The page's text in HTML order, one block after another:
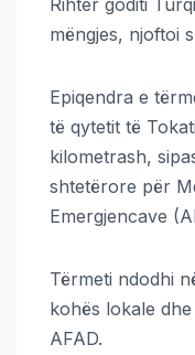
Rihter goditi
mëngjes, njoftoi
Epiqendra e
të qytetit të
kilometrash,
shtetërore për
Emergjencave
Tërmeti ndodhi
kohës lokale
AFAD.